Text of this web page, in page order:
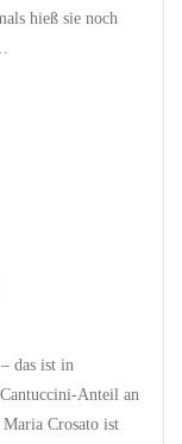
hieß sie noch
das ist in
Anteil an
Crosato ist